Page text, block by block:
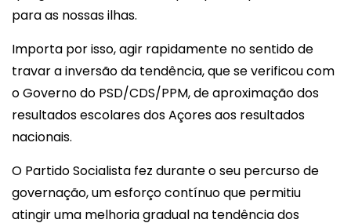
para as nossas ilhas.
Importa por isso, agir rapidamente no sentido de
travar a inversão da tendência, que se verificou com
o Governo do PSD/CDS/PPM, de aproximação dos
resultados escolares dos Açores aos resultados
nacionais.
O Partido Socialista fez durante o seu percurso de
governação, um esforço contínuo que permitiu
atingir uma melhoria gradual na tendência dos